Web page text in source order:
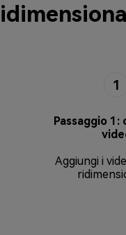
1
Passaggio 1:
Aggiungi i